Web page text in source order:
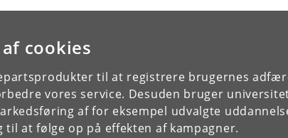
cookies
til at registrere brugernes
vores service. Desuden bruger
af for eksempel udvalgte
at følge op på effekten af kampagner.